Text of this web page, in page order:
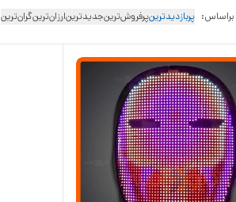
پربازدیدترینپرفروش‌ترینجدیدترینارزان‌ترینگران‌ترین